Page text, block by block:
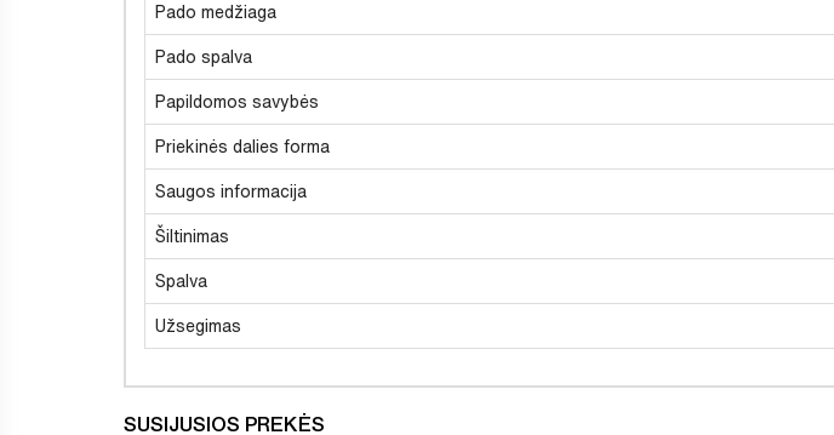
Pado medžiaga
Pado spalva
Papildomos savybės
Priekinės dalies forma
Saugos informacija
Šiltinimas
Spalva
Užsegimas
SUSIJUSIOS PREKĖS